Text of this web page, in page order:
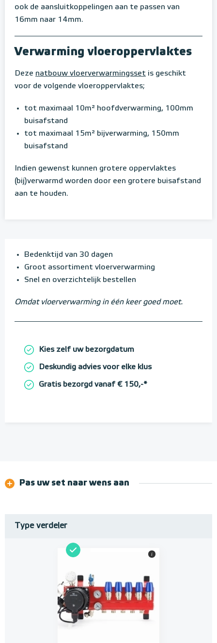
ook de aansluitkoppelingen aan te passen van
16mm naar 14mm.
Verwarming vloeroppervlaktes
Deze natbouw vloerverwarmingsset is geschikt
voor de volgende vloeroppervlaktes;
tot maximaal 10m² hoofdverwarming, 100mm
buisafstand
tot maximaal 15m² bijverwarming, 150mm
buisafstand
Indien gewenst kunnen grotere oppervlaktes
(bij)verwarmd worden door een grotere buisafstand
aan te houden.
Bedenktijd van 30 dagen
Groot assortiment vloerverwarming
Snel en overzichtelijk bestellen
Omdat vloerverwarming in één keer goed moet.
Kies zelf uw bezorgdatum
Deskundig advies voor elke klus
Gratis bezorgd vanaf € 150,-*
Pas uw set naar wens aan
Type verdeler
i